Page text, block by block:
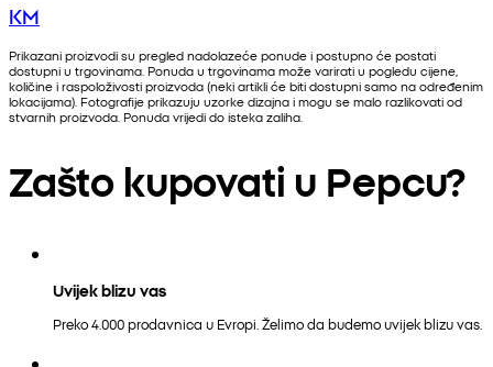
KM
Prikazani proizvodi su pregled nadolazeće ponude i postupno će postati
dostupni u trgovinama. Ponuda u trgovinama može varirati u pogledu cijene,
količine i raspoloživosti proizvoda (neki artikli će biti dostupni samo na određenim
lokacijama). Fotografije prikazuju uzorke dizajna i mogu se malo razlikovati od
stvarnih proizvoda. Ponuda vrijedi do isteka zaliha.
Zašto kupovati u Pepcu?
Uvijek blizu vas
Preko 4.000 prodavnica u Evropi. Želimo da budemo uvijek blizu vas.